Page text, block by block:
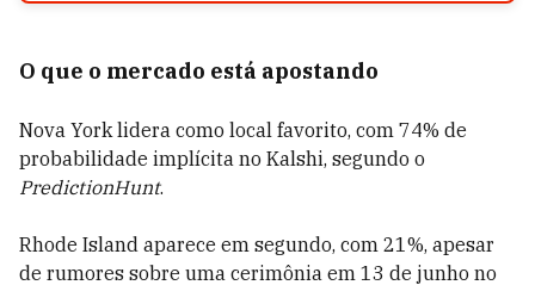
O que o mercado está apostando
Nova York lidera como local favorito, com 74% de
probabilidade implícita no Kalshi, segundo o
PredictionHunt.
Rhode Island aparece em segundo, com 21%, apesar
de rumores sobre uma cerimônia em 13 de junho no